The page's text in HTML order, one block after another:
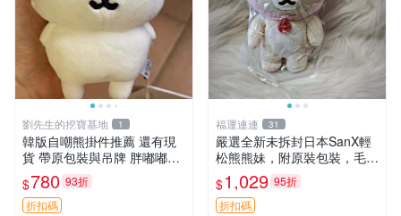
劉先生的挖寶基地 1
韓版自嘲熊掛件推薦 還有現
貨 帶原包裝與吊牌 胖嘟嘟超
可愛 毛絨手感佳 小熊掛件 自
嘲抱枕 小熊抱枕
$780 93折
折扣碼
福運連連 31
嚴選全新未拆封日本SanX輕
松熊熊妹，附原裝包裝，毛絨
質地極佳，細膩可愛，推薦收
藏兼送禮，適合女性好友或家
人，限量釋出。鬆熊、熊玩
$1,029 95折
折扣碼